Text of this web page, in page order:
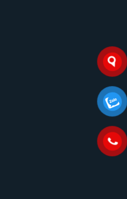
sản xuất EU